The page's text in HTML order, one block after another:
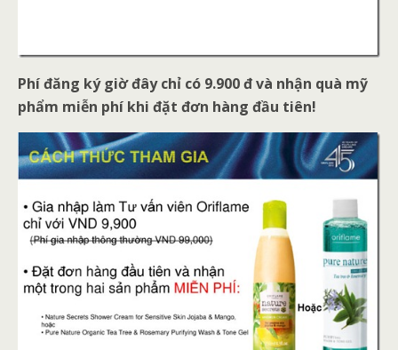
Phí đăng ký giờ đây chỉ có 9.900 đ và nhận quà mỹ
phẩm miễn phí khi đặt đơn hàng đầu tiên!